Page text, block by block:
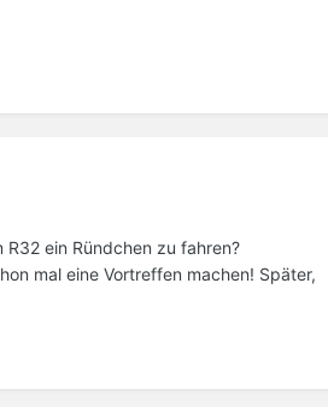
ein Ründchen zu fahren?
mal eine Vortreffen machen! Später,